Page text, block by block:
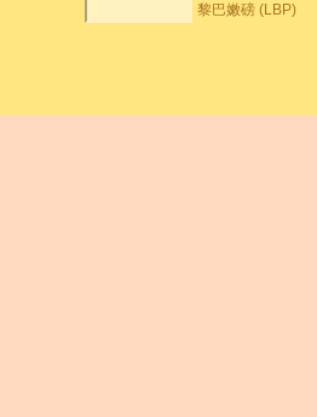
黎巴嫩磅 (LBP)